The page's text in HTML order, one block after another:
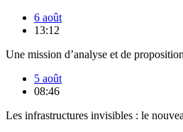
6 août
13:12
Une mission d’analyse et de
5 août
08:46
Les infrastructures invisibles : le